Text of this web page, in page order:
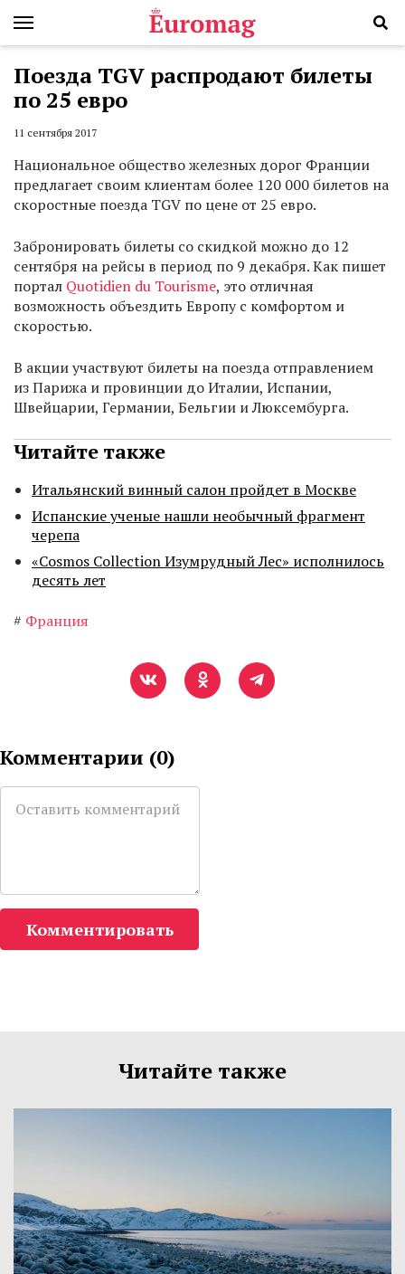
Поезда TGV распродают билеты
по 25 евро
11 сентября 2017
Национальное общество железных дорог Франции
предлагает своим клиентам более 120 000 билетов на
скоростные поезда TGV по цене от 25 евро.
Забронировать билеты со скидкой можно до 12
сентября на рейсы в период по 9 декабря. Как пишет
портал Quotidien du Tourisme, это отличная
возможность объездить Европу с комфортом и
скоростью.
В акции участвуют билеты на поезда отправлением
из Парижа и провинции до Италии, Испании,
Швейцарии, Германии, Бельгии и Люксембурга.
Читайте также
Итальянский винный салон пройдет в Москве
Испанские ученые нашли необычный фрагмент
черепа
«Cosmos Collection Изумрудный Лес» исполнилось
десять лет
# Франция
Комментарии (0)
Комментировать
Читайте также